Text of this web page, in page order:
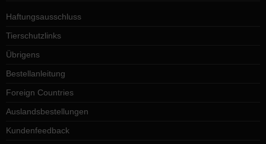
Haftungsausschluss
Tierschutzlinks
Übrigens
Bestellanleitung
Foreign Countries
Auslandsbestellungen
Kundenfeedback